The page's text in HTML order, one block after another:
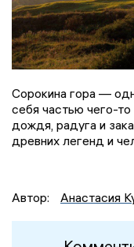
Сорокина гора —
себя частью чего-
дождя, радуга и
древних легенд и
Автор: Анастасия